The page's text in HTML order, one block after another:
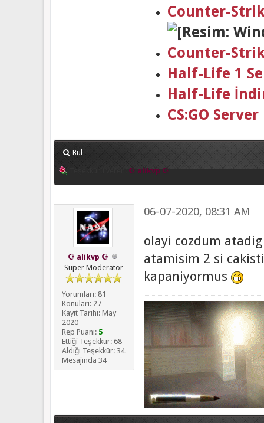
Counter-
Counter-
Half-Life 1
Half-Life
CS:GO
Bul
☪ alikvp ☪
☪ alikvp ☪
Süper Moderator
Yorumları: 81
Konuları: 27
Kayıt Tarihi: May
2020
Rep Puanı: 5
Ettiği Teşekkür: 68
Aldığı Teşekkür: 34
Mesajında 34
06-07-2020, 08:31 AM
olayi cozdum
atamisim 2 si
kapaniyormus